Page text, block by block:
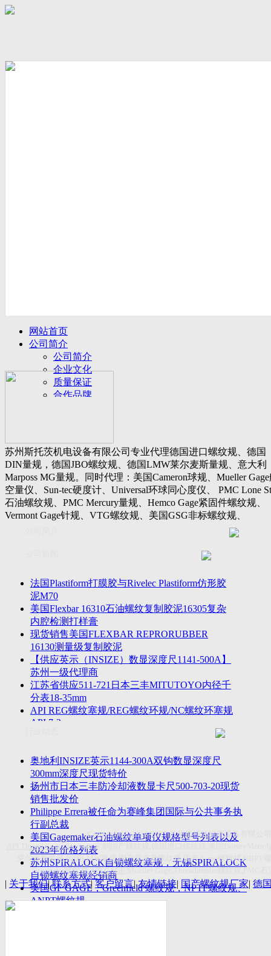
网站首页
公司简介
公司简介
企业文化
质量保证
合作品牌
公司新闻
行业动态
设备展厅
资料下载
视频下载
资料下载
软件下载
苏州斯托茨机电设备有限公司专业代理德国进口螺纹规、德国
DIN量规，德国JBO螺纹规、德国LMW莱尔麦斯量规、意大利
Marposs MG量规。同时代理：美国Cameron球规、Mueller
空量仪、Sun-tec硬度计、Universal环球同心度仪、 PMC Lone
石油螺纹规、PMC Mercury量规、Hemco Gage紧固件螺纹规、
Vermont Gage针规、VTG螺纹规、美国GSG非标螺纹规、
Threadcheck航空螺纹规、 Westport医疗螺纹规、英国
惠氏螺纹规、Tru-thread石油螺纹规、美国Gagemaker单项仪，
士TESA测高仪、德国Mahr马尔粗糙度仪、数显深度尺、东精
影像仪、英国Zodiac gauge、英国Original Gauge螺纹规等。
法国Plastiform打膜胶与Rivelec Plastiform仿形胶
泥M70
美国Flexbar 16310石油螺纹复制胶泥16305复杂
内腔检测打样膏
现货销售美国FLEXBAR REPRORUBBER
16130测量级复制胶泥
【供应英示（INSIZE）数显深度尺1141-500A】
苏州一级代理商
江苏省供应511-721日本三丰MITUTOYO内径千
分表18-35mm
API REG螺纹塞规/REG螺纹环规/NC螺纹环塞规
API 7-2
苏州市万濠卧式投影仪CPJ-3020W/CPJ-4025W代
美国B2段差尺/间隙段差尺GAPSG/NMSG/GRIP-
004/CFM-095代理商
2023年美国Universal Punch圆度仪价格表，国产
定制跳动量仪
波音一季度营收增近三成超预期，近五年季度交
付数量首超空客
奥地利INSIZE英示1144-300A双钩数显深度尺
300mm深度尺现货特价
扬州市日本三丰防冷却液数显卡尺500-703-20现货
销售批发价
Philippe Errera被任命为赛峰集团国际与公共事务执
行副总裁
美国Gagemaker石油螺纹单项仪规格型号列表以及
2023年价格列表
苏州SPIRALOCK自锁螺纹塞规，无锡SPIRALOCK
自锁螺纹塞规经销商
美国GF GAGE，Greenfield 螺纹规，NPTF螺纹规、
ANPT螺纹规
Copyright(C)2026-2027苏州斯托茨机电设备有限公司
API Thread Gage, Sitemap,定制国产螺纹规
莱尔麦斯量规,德国 LMW量规,国产爱克母螺纹规 ,国产Acme 螺纹规,HBPV
Titecswiss螺纹规 ,API GAGE
| 关于我们|联系方式| 客户留言|友情链接| 国产螺纹规厂家| 德